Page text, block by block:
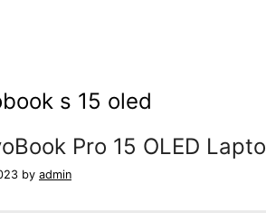
s 15 oled
Pro 15 OLED
by admin